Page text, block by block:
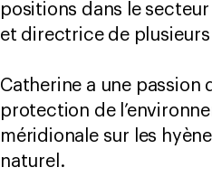
positions dans le
et directrice de
Catherine a une
protection de
méridionale sur les
naturel.